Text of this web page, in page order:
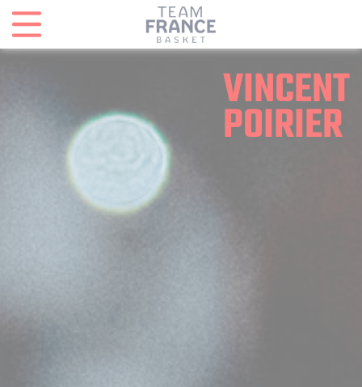
VINCENT
POIRIER
Panneau de gestion des cookies